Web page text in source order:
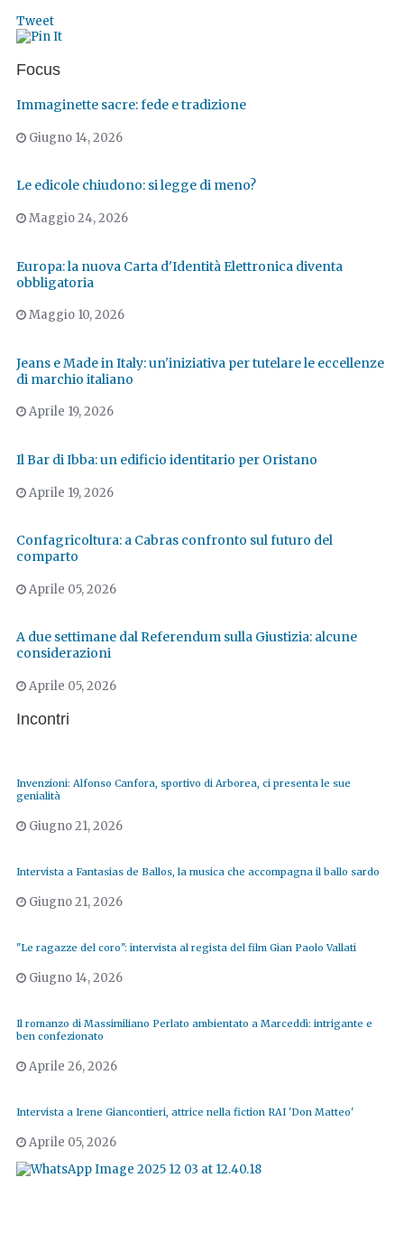
Tweet
Focus
Immaginette sacre: fede e tradizione
Giugno 14, 2026
Le edicole chiudono: si legge di meno?
Maggio 24, 2026
Europa: la nuova Carta d'Identità Elettronica diventa
obbligatoria
Maggio 10, 2026
Jeans e Made in Italy: un'iniziativa per tutelare le eccellenze
di marchio italiano
Aprile 19, 2026
Il Bar di Ibba: un edificio identitario per Oristano
Aprile 19, 2026
Confagricoltura: a Cabras confronto sul futuro del
comparto
Aprile 05, 2026
A due settimane dal Referendum sulla Giustizia: alcune
considerazioni
Aprile 05, 2026
Incontri
Invenzioni: Alfonso Canfora, sportivo di Arborea, ci presenta le sue
genialità
Giugno 21, 2026
Intervista a Fantasias de Ballos, la musica che accompagna il ballo sardo
Giugno 21, 2026
"Le ragazze del coro": intervista al regista del film Gian Paolo Vallati
Giugno 14, 2026
Il romanzo di Massimiliano Perlato ambientato a Marceddì: intrigante e
ben confezionato
Aprile 26, 2026
Intervista a Irene Giancontieri, attrice nella fiction RAI 'Don Matteo'
Aprile 05, 2026